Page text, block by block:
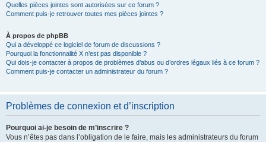
Quelles pièces jointes sont autorisées sur ce forum ?
Comment puis-je retrouver toutes mes pièces jointes ?
À propos de phpBB
Qui a développé ce logiciel de forum de discussions ?
Pourquoi la fonctionnalité X n’est pas disponible ?
Qui dois-je contacter à propos de problèmes d’abus ou d’ordres légaux liés à ce forum ?
Comment puis-je contacter un administrateur du forum ?
Problèmes de connexion et d’inscription
Pourquoi ai-je besoin de m’inscrire ?
Vous n’êtes pas dans l’obligation de le faire, mais les administrateurs du forum